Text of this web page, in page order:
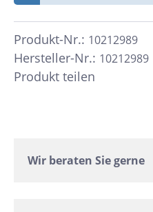
Hersteller-Nr.: 10212989
Produkt-Nr.: 10212989
Produkt teilen
Wir beraten Sie gerne